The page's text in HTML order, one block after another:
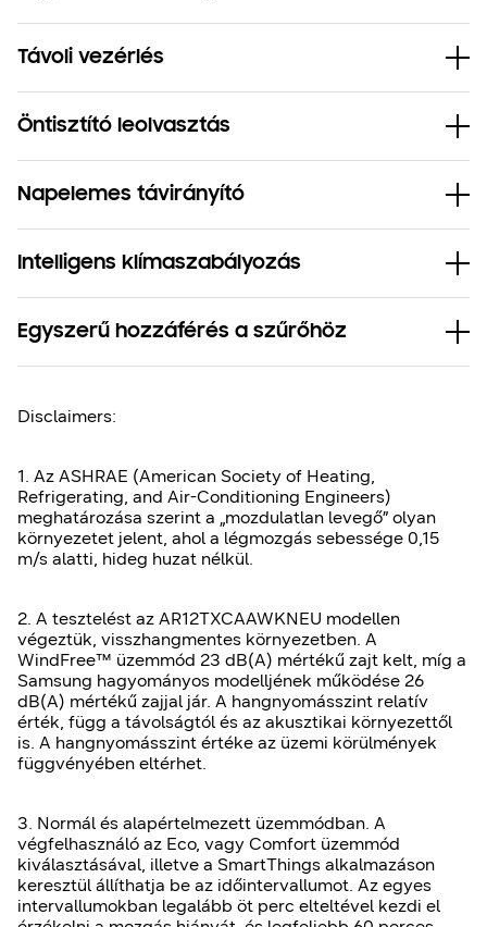
Távoli vezérlés
Öntisztító leolvasztás
Napelemes távirányító
Intelligens klímaszabályozás
Egyszerű hozzáférés a szűrőhöz
Disclaimers:
1. Az ASHRAE (American Society of Heating,
Refrigerating, and Air-Conditioning Engineers)
meghatározása szerint a „mozdulatlan levegő” olyan
környezetet jelent, ahol a légmozgás sebessége 0,15
m/s alatti, hideg huzat nélkül.
2. A tesztelést az AR12TXCAAWKNEU modellen
végeztük, visszhangmentes környezetben. A
WindFree™ üzemmód 23 dB(A) mértékű zajt kelt, míg a
Samsung hagyományos modelljének működése 26
dB(A) mértékű zajjal jár. A hangnyomásszint relatív
érték, függ a távolságtól és az akusztikai környezettől
is. A hangnyomásszint értéke az üzemi körülmények
függvényében eltérhet.
3. Normál és alapértelmezett üzemmódban. A
végfelhasználó az Eco, vagy Comfort üzemmód
kiválasztásával, illetve a SmartThings alkalmazáson
keresztül állíthatja be az időintervallumot. Az egyes
intervallumokban legalább öt perc elteltével kezdi el